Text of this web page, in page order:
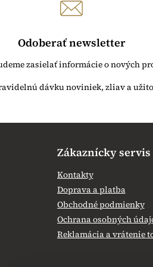
Odoberať newsletter
zasielať informácie o nových
Zákaznícky servis
Kontakty
Doprava a platba
Obchodné podmienky
Ochrana osobných
Reklamácia a vrátenie